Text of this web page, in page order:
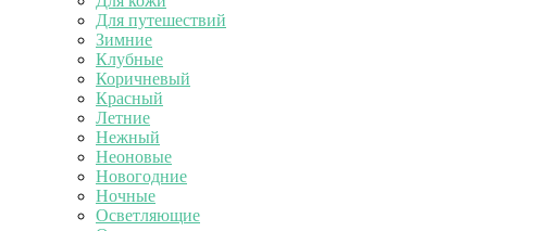
Для путешествий
Зимние
Клубные
Коричневый
Красный
Летние
Нежный
Неоновые
Новогодние
Ночные
Осветляющие